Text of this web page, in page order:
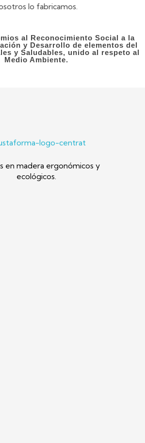
lo fabricamos.
al Reconocimiento Social a la
y Desarrollo de elementos del
y Saludables, unido al respeto al
Medio Ambiente.
en madera ergonómicos y
ecológicos.